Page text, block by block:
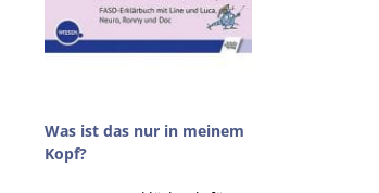
Was ist das nur in meinem
Kopf?